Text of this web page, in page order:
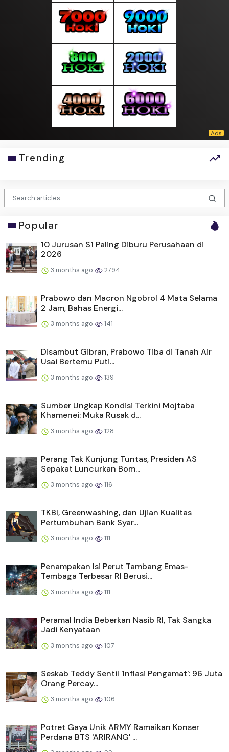
Trending
Popular
10 Jurusan S1 Paling Diburu Perusahaan di
2026
3 months ago 2794
Prabowo dan Macron Ngobrol 4 Mata Selama
2 Jam, Bahas Energi...
3 months ago 141
Disambut Gibran, Prabowo Tiba di Tanah Air
Usai Bertemu Puti...
3 months ago 139
Sumber Ungkap Kondisi Terkini Mojtaba
Khamenei: Muka Rusak d...
3 months ago 128
Perang Tak Kunjung Tuntas, Presiden AS
Sepakat Luncurkan Bom...
3 months ago 116
TKBI, Greenwashing, dan Ujian Kualitas
Pertumbuhan Bank Syar...
3 months ago 111
Penampakan Isi Perut Tambang Emas-
Tembaga Terbesar RI Berusi...
3 months ago 111
Peramal India Beberkan Nasib RI, Tak Sangka
Jadi Kenyataan
3 months ago 107
Seskab Teddy Sentil 'Inflasi Pengamat': 96 Juta
Orang Percay...
3 months ago 106
Potret Gaya Unik ARMY Ramaikan Konser
Perdana BTS 'ARIRANG' ...